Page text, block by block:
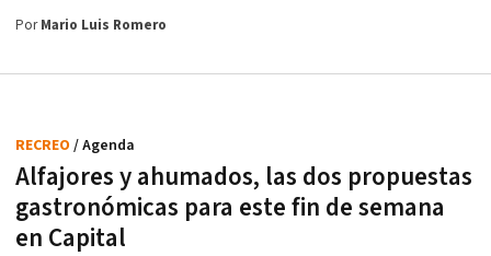
PorMario Luis Romero
Alfajores y ahumados, las dos propuestas
gastronómicas para este fin de semana
en Capital
RECREO / Agenda